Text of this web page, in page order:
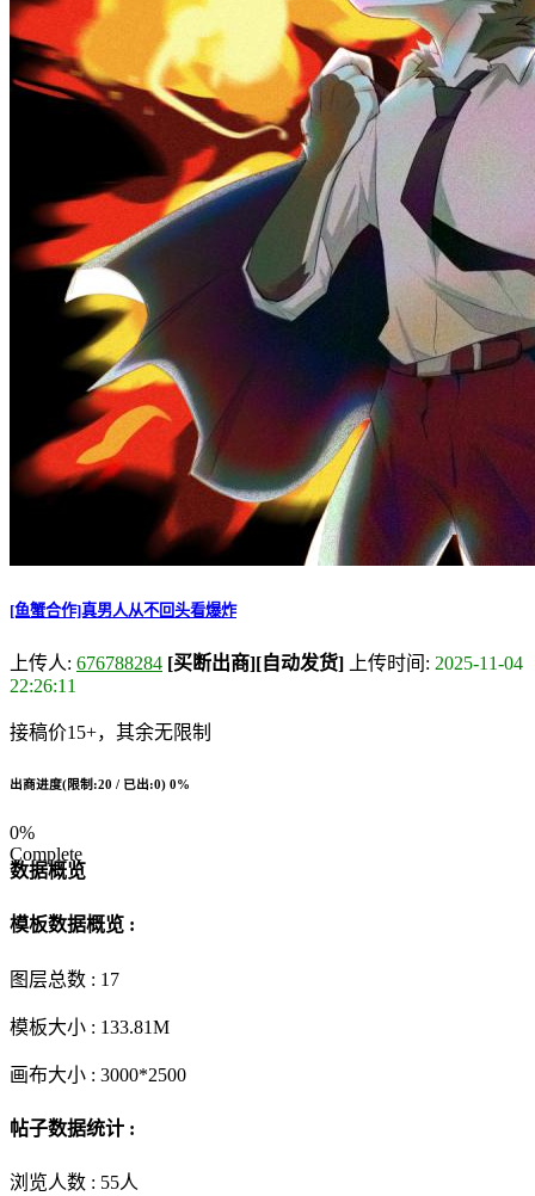
[鱼蟹合作]真男人从不回头看爆炸
上传人: 676788284 [买断出商][自动发货] 上传时间: 2025-11-04
22:26:11
接稿价15+，其余无限制
出商进度(限制:20 / 已出:0) 0%
0%
Complete
数据概览
模板数据概览 :
图层总数 : 17
模板大小 : 133.81M
画布大小 : 3000*2500
帖子数据统计 :
浏览人数 : 55人